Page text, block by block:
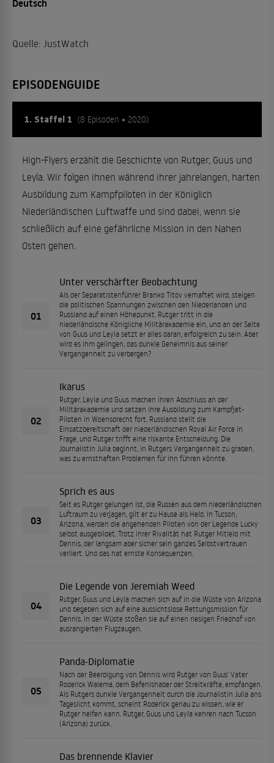
Deutsch
Quelle: JustWatch
EPISODENGUIDE
1. Staffel 1 (8 Episoden • 2020)
High-Flyers erzählt die Geschichte von Rutger, Guus und
Leyla. Wir folgen ihnen während ihrer jahrelangen, harten
Ausbildung zum Kampfpiloten in der Königlich
Niederländischen Luftwaffe und sind dabei, wenn sie
schließlich auf eine gefährliche Mission in den Nahen
Osten gehen.
01
Unter verschärfter Beobachtung
Als der Separatistenführer Branko Titov verhaftet wird, steigen
die politischen Spannungen zwischen den Niederlanden und
Russland auf einen Höhepunkt. Rutger tritt in die
niederländische Königliche Militärakademie ein, und an der Seite
von Guus und Leyla setzt er alles daran, erfolgreich zu sein. Aber
wird es ihm gelingen, das dunkle Geheimnis aus seiner
Vergangenheit zu verbergen?
02
Ikarus
Rutger, Leyla und Guus machen ihren Abschluss an der
Militärakademie und setzen ihre Ausbildung zum Kampfjet-
Piloten in Woensdrecht fort. Russland stellt die
Einsatzbereitschaft der niederländischen Royal Air Force in
Frage, und Rutger trifft eine riskante Entscheidung. Die
Journalistin Julia beginnt, in Rutgers Vergangenheit zu graben,
was zu ernsthaften Problemen für ihn führen könnte.
03
Sprich es aus
Seit es Rutger gelungen ist, die Russen aus dem niederländischen
Luftraum zu verjagen, gilt er zu Hause als Held. In Tucson,
Arizona, werden die angehenden Piloten von der Legende Lucky
selbst ausgebildet. Trotz ihrer Rivalität hat Rutger Mitleid mit
Dennis, der langsam aber sicher sein ganzes Selbstvertrauen
verliert. Und das hat ernste Konsequenzen.
04
Die Legende von Jeremiah Weed
Rutger, Guus und Leyla machen sich auf in die Wüste von Arizona
und begeben sich auf eine aussichtslose Rettungsmission für
Dennis. In der Wüste stoßen sie auf einen riesigen Friedhof von
ausrangierten Flugzeugen.
05
Panda-Diplomatie
Nach der Beerdigung von Dennis wird Rutger von Guus' Vater
Roderick Walema, dem Befehlshaber der Streitkräfte, empfangen.
Als Rutgers dunkle Vergangenheit durch die Journalistin Julia ans
Tageslicht kommt, scheint Roderick genau zu wissen, wie er
Rutger helfen kann. Rutger, Guus und Leyla kehren nach Tucson
(Arizona) zurück.
Das brennende Klavier